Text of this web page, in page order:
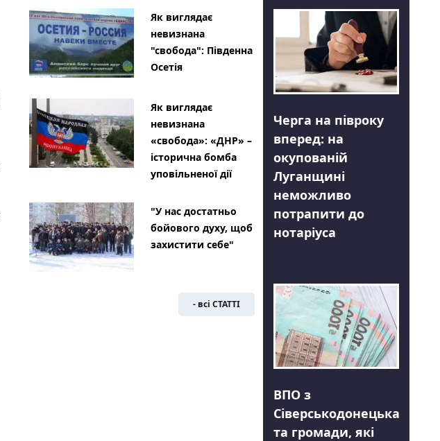
Як виглядає
невизнана
"свобода": Південна
Осетія
Як виглядає
невизнана
«свобода»: «ДНР» –
історична бомба
уповільненої дії
"У нас достатньо
бойового духу, щоб
захистити себе"
- всі СТАТТІ
Черга на півроку
вперед: на
окупованій
Луганщині
неможливо
потрапити до
нотаріуса
ВПО з
Сіверськодонецька
та громади, які